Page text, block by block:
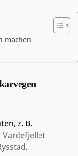
machen
z. B.
Vardefjellet
.